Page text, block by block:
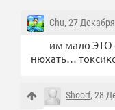
Chu, 27
им мало ЭТО
нюхать…
Shoorf, 28